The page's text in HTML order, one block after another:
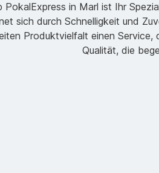
in Marl ist Ihr
sich durch Schnelligkeit und
Produktvielfalt einen
Qualität, die